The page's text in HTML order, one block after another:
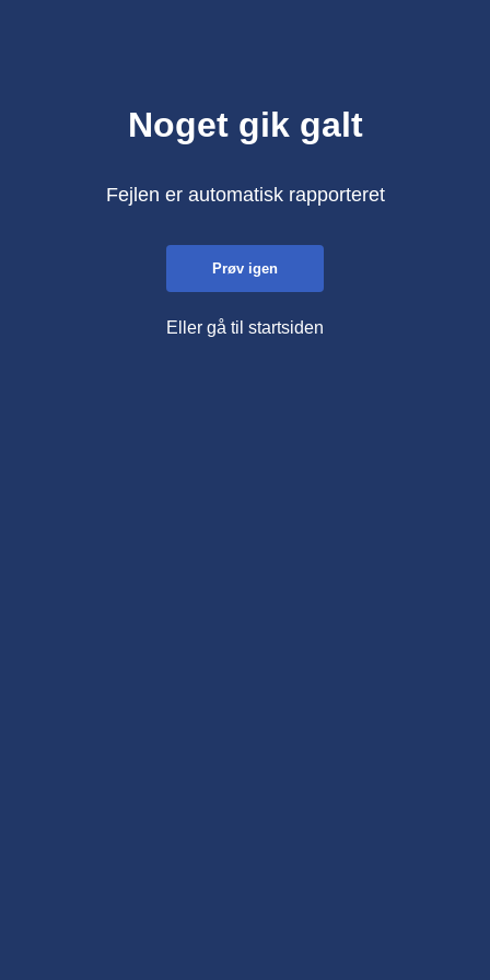
Noget gik galt
Fejlen er automatisk rapporteret
Prøv igen
Eller gå til startsiden